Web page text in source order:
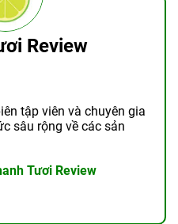
Review
tập viên và chuyên gia
sâu rộng về các sản
Tươi Review